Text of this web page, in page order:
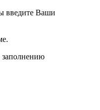
введите Ваши
заполнению